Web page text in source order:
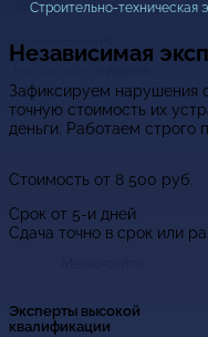
Строительно-техническая
Независимая
Зафиксируем нарушения
точную стоимость их
деньги. Работаем строго
Стоимость от 8 500 руб.
Срок от 5-и дней
Сдача точно в срок или
Эксперты высокой
квалификации